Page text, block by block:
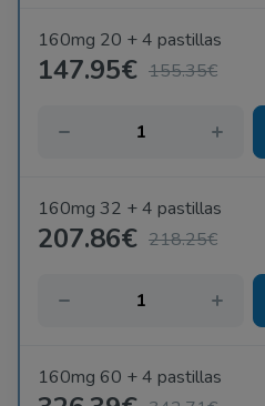
160mg 20 + 4 pastillas
147.95€ 155.35€
160mg 32 + 4 pastillas
207.86€ 218.25€
160mg 60 + 4 pastillas